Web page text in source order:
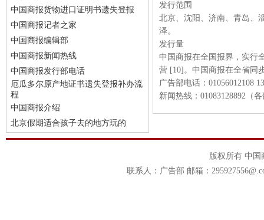
中国商报货物进口证明书遗失登报
中国商报记者之家
中国商报编辑部
中国商报新闻热线
中国商报发行部电话
厄瓜多尔原产地证书遗失登报补办流
程
中国商报介绍
北京假期适合孩子去的地方玩的
发行范围
北京、沈阳、济南、青岛、
泽。
发行量
中国商报在全国报界，实行
营 [10]。中国商报在全省同
广告部电话：01056012108
新闻热线：01083128892（
版权所有 中
联系人：广告部 邮箱：